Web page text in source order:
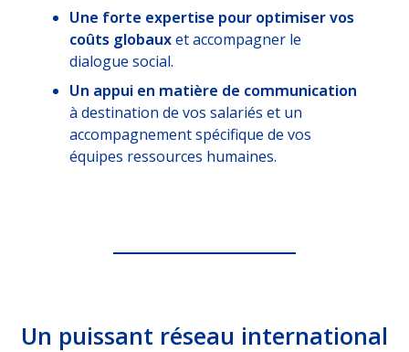
Une forte expertise pour optimiser vos
coûts globauxet accompagner le
dialogue social.
Un appui en matière de communication
à destination de vos salariés et un
accompagnement spécifique de vos
équipes ressources humaines.
Un puissant réseau international